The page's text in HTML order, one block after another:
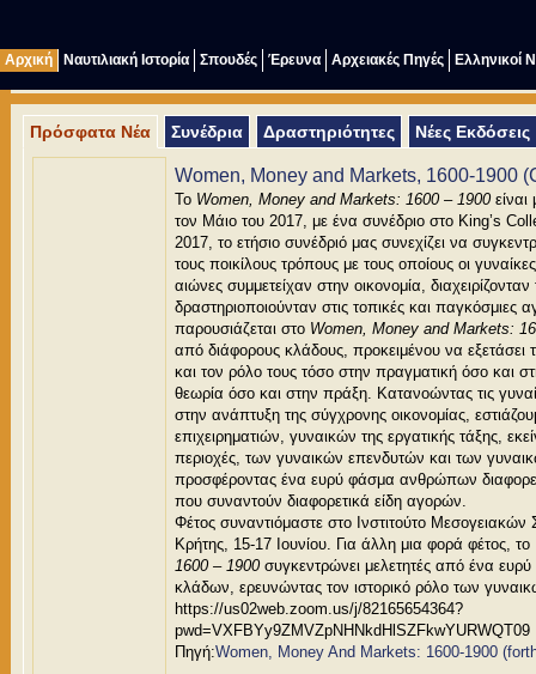
Αρχική Ναυτιλιακή Ιστορία Σπουδές Έρευνα Αρχειακές Πηγές Ελληνικοί
Πρόσφατα Νέα Συνέδρια Δραστηριότητες Νέες Εκδόσεις
Women, Money and Markets, 1600-1900
Το Women, Money and Markets: 1600 – 1900είναι
τον Μάιο του 2017, με ένα συνέδριο στο King’s
2017, το ετήσιο συνέδριό μας συνεχίζει να
τους ποικίλους τρόπους με τους οποίους οι
αιώνες συμμετείχαν στην οικονομία,
δραστηριοποιούνταν στις τοπικές και παγκόσμιες
παρουσιάζεται στο Women, Money and Markets:
από διάφορους κλάδους, προκειμένου να
και τον ρόλο τους τόσο στην πραγματική όσο και
θεωρία όσο και στην πράξη. Κατανοώντας τις
στην ανάπτυξη της σύγχρονης οικονομίας,
επιχειρηματιών, γυναικών της εργατικής τάξης,
περιοχές, των γυναικών επενδυτών και των
προσφέροντας ένα ευρύ φάσμα ανθρώπων
που συναντούν διαφορετικά είδη αγορών.
Φέτος συναντιόμαστε στο Ινστιτούτο
Κρήτης, 15-17 Ιουνίου. Για άλλη μια φορά φέτος, το
1600 – 1900συγκεντρώνει μελετητές από ένα
κλάδων, ερευνώντας τον ιστορικό ρόλο των
https://us02web.zoom.us/j/82165654364?
pwd=VXFBYy9ZMVZpNHNkdHlSZFkwYURWQT09
Πηγή:Women, Money And Markets: 1600-1900